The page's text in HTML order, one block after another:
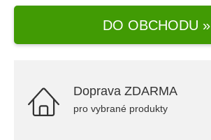
DO OBCHODU »
Doprava ZDARMA
pro vybrané produkty